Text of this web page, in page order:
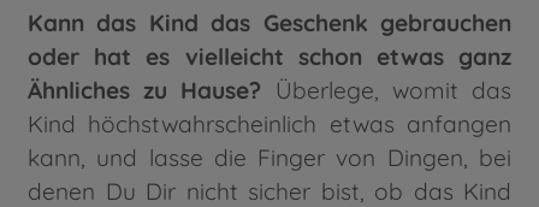
Kann das Kind das Geschenk gebrauchen
oder hat es vielleicht schon etwas ganz
Ähnliches zu Hause? Überlege, womit das
Kind höchstwahrscheinlich etwas anfangen
kann, und lasse die Finger von Dingen, bei
denen Du Dir nicht sicher bist, ob das Kind